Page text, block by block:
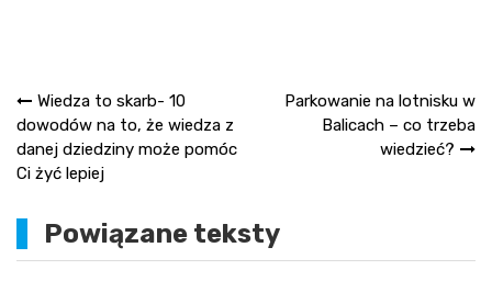
Nawigacja
wpisu
Wiedza to skarb- 10
dowodów na to, że wiedza z
danej dziedziny może pomóc
Ci żyć lepiej
Parkowanie na lotnisku w
Balicach – co trzeba
wiedzieć?
Powiązane teksty